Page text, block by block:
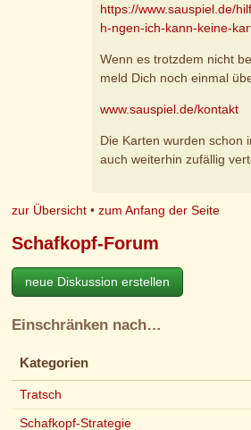
https://www.sauspiel.de/
h-ngen-ich-kann-keine-
Wenn es trotzdem nicht
meld Dich noch einmal
www.sauspiel.de/kontakt
Die Karten wurden schon
auch weiterhin zufällig
zur Übersicht •zum Anfang der Seite
Schafkopf-Forum
neue Diskussion erstellen
Einschränken nach…
Kategorien
Tratsch
Schafkopf-Strategie